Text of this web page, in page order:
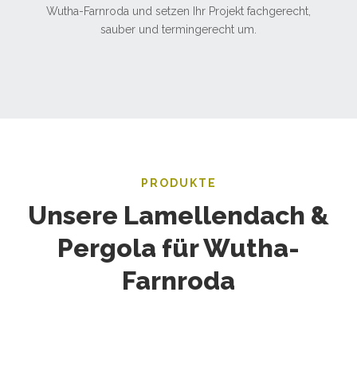
Wutha-Farnroda und setzen Ihr Projekt fachgerecht,
sauber und termingerecht um.
PRODUKTE
Unsere Lamellendach &
Pergola für Wutha-
Farnroda